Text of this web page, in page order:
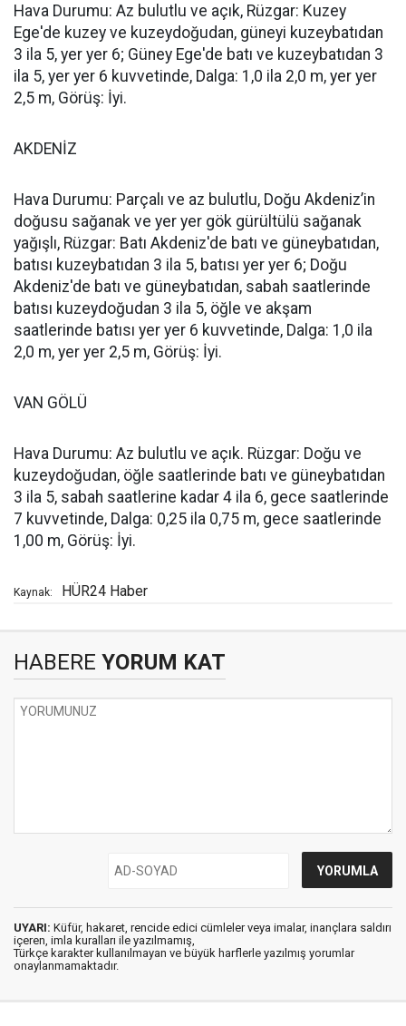
Hava Durumu: Az bulutlu ve açık, Rüzgar: Kuzey
Ege'de kuzey ve kuzeydoğudan, güneyi kuzeybatıdan
3 ila 5, yer yer 6; Güney Ege'de batı ve kuzeybatıdan 3
ila 5, yer yer 6 kuvvetinde, Dalga: 1,0 ila 2,0 m, yer yer
2,5 m, Görüş: İyi.
AKDENİZ
Hava Durumu: Parçalı ve az bulutlu, Doğu Akdeniz’in
doğusu sağanak ve yer yer gök gürültülü sağanak
yağışlı, Rüzgar: Batı Akdeniz'de batı ve güneybatıdan,
batısı kuzeybatıdan 3 ila 5, batısı yer yer 6; Doğu
Akdeniz'de batı ve güneybatıdan, sabah saatlerinde
batısı kuzeydoğudan 3 ila 5, öğle ve akşam
saatlerinde batısı yer yer 6 kuvvetinde, Dalga: 1,0 ila
2,0 m, yer yer 2,5 m, Görüş: İyi.
VAN GÖLÜ
Hava Durumu: Az bulutlu ve açık. Rüzgar: Doğu ve
kuzeydoğudan, öğle saatlerinde batı ve güneybatıdan
3 ila 5, sabah saatlerine kadar 4 ila 6, gece saatlerinde
7 kuvvetinde, Dalga: 0,25 ila 0,75 m, gece saatlerinde
1,00 m, Görüş: İyi.
Kaynak: HÜR24 Haber
HABERE YORUM KAT
UYARI: Küfür, hakaret, rencide edici cümleler veya imalar, inançlara saldırı
içeren, imla kuralları ile yazılmamış,
Türkçe karakter kullanılmayan ve büyük harflerle yazılmış yorumlar
onaylanmamaktadır.